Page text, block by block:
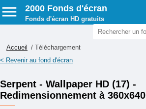
2000 Fonds d'écran
Fonds d'écran HD gratuits
Accueil
/ Téléchargement
< Revenir au fond d'écran
Serpent - Wallpaper HD (17) -
Redimensionnement à 360x640